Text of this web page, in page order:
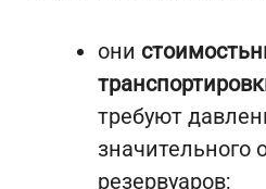
они
требуют
значительного
резервуаров;